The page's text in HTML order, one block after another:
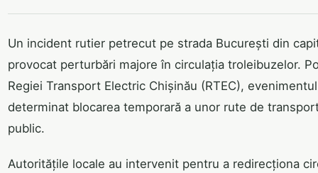
Un incident rutier petrecut pe strada București din
provocat perturbări majore în circulația troleibuzelor.
Regiei Transport Electric Chișinău (RTEC),
determinat blocarea temporară a unor rute de
public.
Autoritățile locale au intervenit pentru a redirecționa